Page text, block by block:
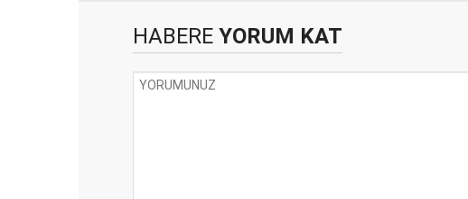
HABERE YORUM KAT